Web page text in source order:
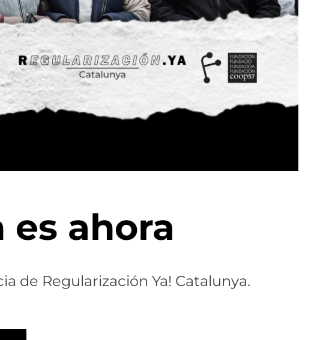
ahora
de Regularización Ya! Catalunya.